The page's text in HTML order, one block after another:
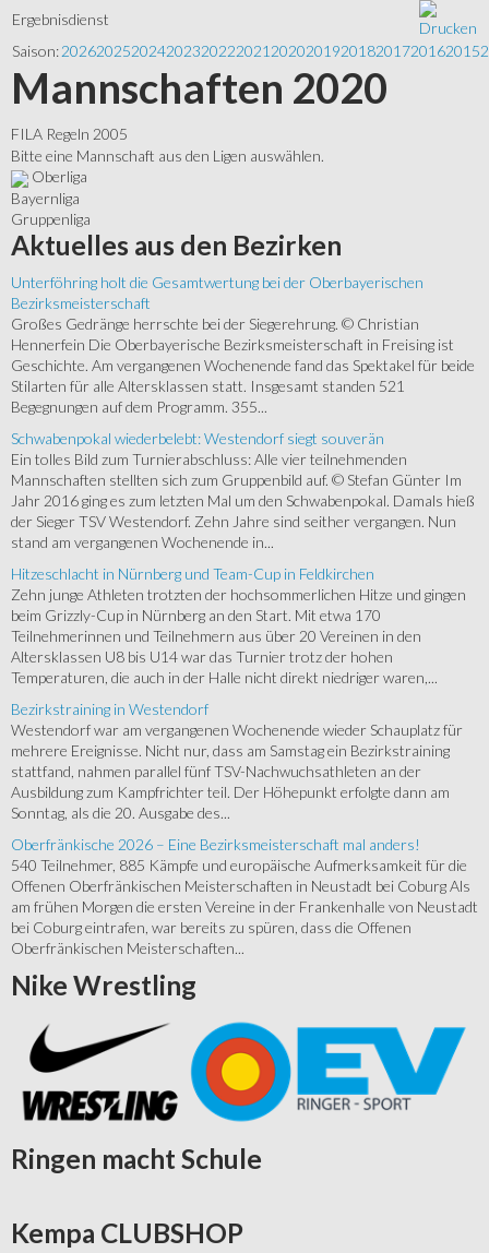
Ergebnisdienst
Saison:202620252024202320222021 202020192018201720162015
Mannschaften 2020
FILA Regeln 2005
Bitte eine Mannschaft aus den Ligen auswählen.
Oberliga
Bayernliga
Gruppenliga
Aktuelles aus den Bezirken
Unterföhring holt die Gesamtwertung bei der Oberbayerischen
Bezirksmeisterschaft
Großes Gedränge herrschte bei der Siegerehrung. © Christian
Hennerfein Die Oberbayerische Bezirksmeisterschaft in Freising ist
Geschichte. Am vergangenen Wochenende fand das Spektakel für beide
Stilarten für alle Altersklassen statt. Insgesamt standen 521
Begegnungen auf dem Programm. 355...
Schwabenpokal wiederbelebt: Westendorf siegt souverän
Ein tolles Bild zum Turnierabschluss: Alle vier teilnehmenden
Mannschaften stellten sich zum Gruppenbild auf. © Stefan Günter Im
Jahr 2016 ging es zum letzten Mal um den Schwabenpokal. Damals hieß
der Sieger TSV Westendorf. Zehn Jahre sind seither vergangen. Nun
stand am vergangenen Wochenende in...
Hitzeschlacht in Nürnberg und Team-Cup in Feldkirchen
Zehn junge Athleten trotzten der hochsommerlichen Hitze und gingen
beim Grizzly-Cup in Nürnberg an den Start. Mit etwa 170
Teilnehmerinnen und Teilnehmern aus über 20 Vereinen in den
Altersklassen U8 bis U14 war das Turnier trotz der hohen
Temperaturen, die auch in der Halle nicht direkt niedriger waren,...
Bezirkstraining in Westendorf
Westendorf war am vergangenen Wochenende wieder Schauplatz für
mehrere Ereignisse. Nicht nur, dass am Samstag ein Bezirkstraining
stattfand, nahmen parallel fünf TSV-Nachwuchsathleten an der
Ausbildung zum Kampfrichter teil. Der Höhepunkt erfolgte dann am
Sonntag, als die 20. Ausgabe des...
Oberfränkische 2026 – Eine Bezirksmeisterschaft mal anders!
540 Teilnehmer, 885 Kämpfe und europäische Aufmerksamkeit für die
Offenen Oberfränkischen Meisterschaften in Neustadt bei Coburg Als
am frühen Morgen die ersten Vereine in der Frankenhalle von Neustadt
bei Coburg eintrafen, war bereits zu spüren, dass die Offenen
Oberfränkischen Meisterschaften...
Nike Wrestling
Ringen macht Schule
Kempa CLUBSHOP